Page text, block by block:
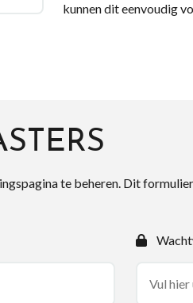
kunnen dit eenvoudig
te beheren. Dit